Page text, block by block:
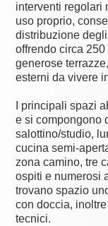
interventi regolari
uso proprio,
distribuzione
offrendo circa
generose
esterni da vivere
I principali spazi
e si compongono
salottino/studio,
cucina semi-
zona camino, tre
ospiti e numerosi
trovano spazio
con doccia,
tecnici.